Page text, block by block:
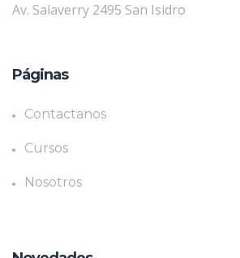
Av. Salaverry 2495 San Isidro
Páginas
Contactanos
Cursos
Nosotros